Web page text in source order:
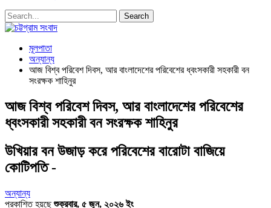
মূলপাতা
অন্যান্য
আজ বিশ্ব পরিবেশ দিবস, আর বাংলাদেশের পরিবেশের ধ্বংসকারী সহকারী বন
সংরক্ষক শাহিনুর
আজ বিশ্ব পরিবেশ দিবস, আর বাংলাদেশের পরিবেশের
ধ্বংসকারী সহকারী বন সংরক্ষক শাহিনুর
উখিয়ার বন উজাড় করে পরিবেশের বারোটা বাজিয়ে
কোটিপতি -
অন্যান্য
প্রকাশিত হয়ছেশুক্রবার, ৫ জুন, ২০২৬ ইং